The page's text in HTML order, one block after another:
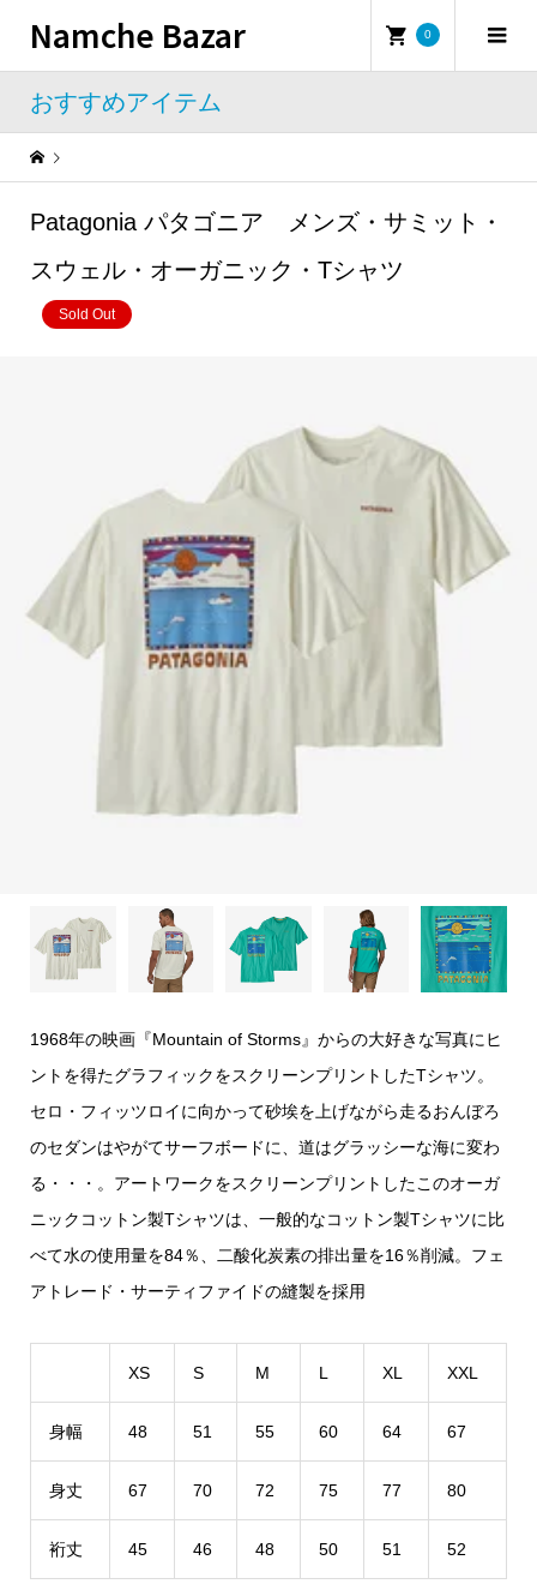
Namche Bazar 0
おすすめアイテム
Patagonia パタゴニア メンズ・サミット・
スウェル・オーガニック・Tシャツ
Sold Out
1968年の映画『Mountain of Storms』からの大好きな写真にヒ
ントを得たグラフィックをスクリーンプリントしたTシャツ。
セロ・フィッツロイに向かって砂埃を上げながら走るおんぼろ
のセダンはやがてサーフボードに、道はグラッシーな海に変わ
る・・・。アートワークをスクリーンプリントしたこのオーガ
ニックコットン製Tシャツは、一般的なコットン製Tシャツに比
べて水の使用量を84％、二酸化炭素の排出量を16％削減。フェ
アトレード・サーティファイドの縫製を採用
XS S M L XL XXL
身幅 48 51 55 60 64 67
身丈 67 70 72 75 77 80
裄丈 45 46 48 50 51 52